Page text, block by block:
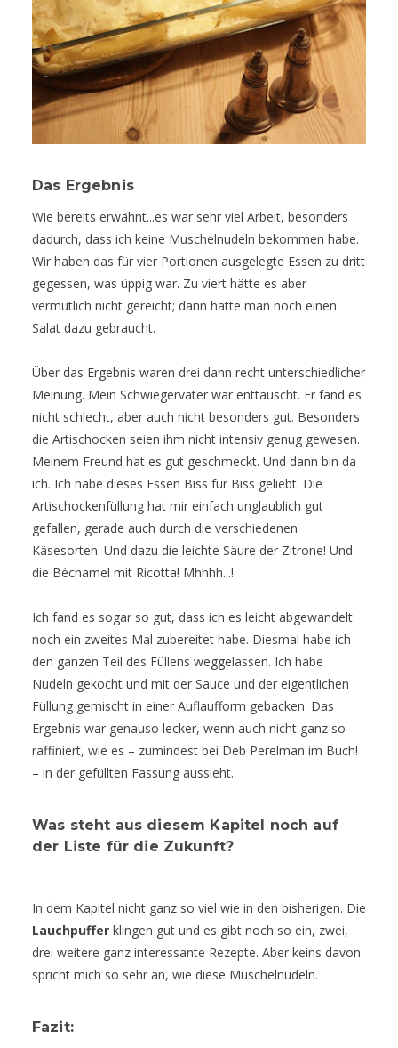
Das Ergebnis
Wie bereits erwähnt...es war sehr viel Arbeit, besonders
dadurch, dass ich keine Muschelnudeln bekommen habe.
Wir haben das für vier Portionen ausgelegte Essen zu dritt
gegessen, was üppig war. Zu viert hätte es aber
vermutlich nicht gereicht; dann hätte man noch einen
Salat dazu gebraucht.
Über das Ergebnis waren drei dann recht unterschiedlicher
Meinung. Mein Schwiegervater war enttäuscht. Er fand es
nicht schlecht, aber auch nicht besonders gut. Besonders
die Artischocken seien ihm nicht intensiv genug gewesen.
Meinem Freund hat es gut geschmeckt. Und dann bin da
ich. Ich habe dieses Essen Biss für Biss geliebt. Die
Artischockenfüllung hat mir einfach unglaublich gut
gefallen, gerade auch durch die verschiedenen
Käsesorten. Und dazu die leichte Säure der Zitrone! Und
die Béchamel mit Ricotta! Mhhhh...!
Ich fand es sogar so gut, dass ich es leicht abgewandelt
noch ein zweites Mal zubereitet habe. Diesmal habe ich
den ganzen Teil des Füllens weggelassen. Ich habe
Nudeln gekocht und mit der Sauce und der eigentlichen
Füllung gemischt in einer Auflaufform gebacken. Das
Ergebnis war genauso lecker, wenn auch nicht ganz so
raffiniert, wie es – zumindest bei Deb Perelman im Buch!
– in der gefüllten Fassung aussieht.
Was steht aus diesem Kapitel noch auf
der Liste für die Zukunft?
In dem Kapitel nicht ganz so viel wie in den bisherigen. Die
Lauchpuffer klingen gut und es gibt noch so ein, zwei,
drei weitere ganz interessante Rezepte. Aber keins davon
spricht mich so sehr an, wie diese Muschelnudeln.
Fazit: